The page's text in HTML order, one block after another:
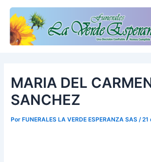
contenido
MARIA DEL
SANCHEZ
Por FUNERALES LA VERDE ESPERANZA SAS/21